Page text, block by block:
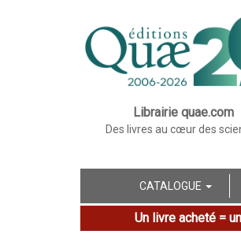
Librairie quae.com
Des livres au cœur des
CATALOGUE
Un livre acheté =